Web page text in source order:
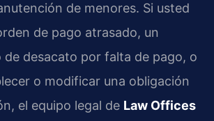
de menores. Si usted
de pago atrasado, un
desacato por falta de pago, o
o modificar una obligación
el equipo legal de Law Offices